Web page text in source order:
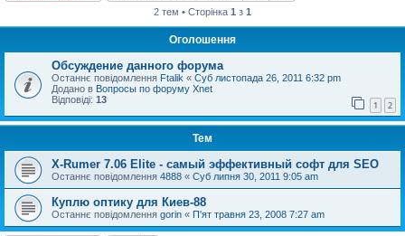
2 тем • Сторінка 1 з 1
Оголошення
Обсуждение данного форума
Останнє повідомлення Ftalik « Суб листопада 26, 2011 6:32 pm
Додано в Вопросы по форуму Xnet
Відповіді: 13 1 2
Тем
X-Rumer 7.06 Elite - самый эффективный софт для SEO
Останнє повідомлення 4888 « Суб липня 30, 2011 9:05 am
Куплю оптику для Киев-88
Останнє повідомлення gorin « П'ят травня 23, 2008 7:27 am